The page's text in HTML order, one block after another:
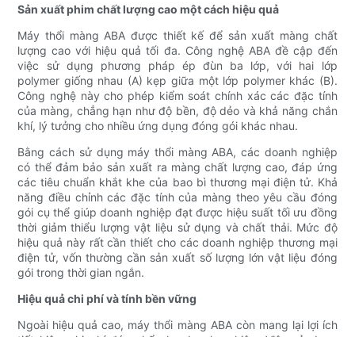
Sản xuất phim chất lượng cao một cách hiệu quả
Máy thổi màng ABA được thiết kế để sản xuất màng chất
lượng cao với hiệu quả tối đa. Công nghệ ABA đề cập đến
việc sử dụng phương pháp ép đùn ba lớp, với hai lớp
polymer giống nhau (A) kẹp giữa một lớp polymer khác (B).
Công nghệ này cho phép kiểm soát chính xác các đặc tính
của màng, chẳng hạn như độ bền, độ dẻo và khả năng chắn
khí, lý tưởng cho nhiều ứng dụng đóng gói khác nhau.
Bằng cách sử dụng máy thổi màng ABA, các doanh nghiệp
có thể đảm bảo sản xuất ra màng chất lượng cao, đáp ứng
các tiêu chuẩn khắt khe của bao bì thương mại điện tử. Khả
năng điều chỉnh các đặc tính của màng theo yêu cầu đóng
gói cụ thể giúp doanh nghiệp đạt được hiệu suất tối ưu đồng
thời giảm thiểu lượng vật liệu sử dụng và chất thải. Mức độ
hiệu quả này rất cần thiết cho các doanh nghiệp thương mại
điện tử, vốn thường cần sản xuất số lượng lớn vật liệu đóng
gói trong thời gian ngắn.
Hiệu quả chi phí và tính bền vững
Ngoài hiệu quả cao, máy thổi màng ABA còn mang lại lợi ích